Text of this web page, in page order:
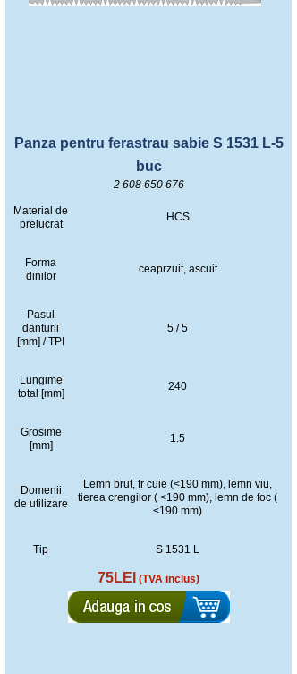
Panza pentru ferastrau sabie S 1531 L-5
buc
2 608 650 676
Material de
prelucrat
HCS
Forma
dinilor
ceaprzuit, ascuit
Pasul
danturii
[mm] / TPI
5 / 5
Lungime
total [mm]
240
Grosime
[mm]
1.5
Domenii
de utilizare
Lemn brut, fr cuie (<190 mm), lemn viu,
tierea crengilor ( <190 mm), lemn de foc (
<190 mm)
Tip S 1531 L
75LEI (TVA inclus)